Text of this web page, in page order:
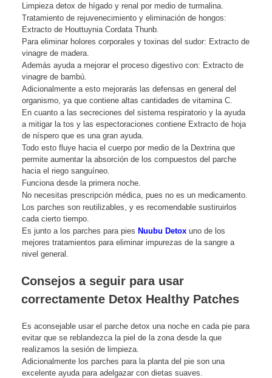
Limpieza detox de hígado y renal por medio de turmalina.
Tratamiento de rejuvenecimiento y eliminación de hongos:
Extracto de Houttuynia Cordata Thunb.
Para eliminar holores corporales y toxinas del sudor: Extracto de
vinagre de madera.
Además ayuda a mejorar el proceso digestivo con: Extracto de
vinagre de bambú.
Adicionalmente a esto mejorarás las defensas en general del
organismo, ya que contiene altas cantidades de vitamina C.
En cuanto a las secreciones del sistema respiratorio y la ayuda
a mitigar la tos y las espectoraciones contiene Extracto de hoja
de níspero que es una gran ayuda.
Todo esto fluye hacia el cuerpo por medio de la Dextrina que
permite aumentar la absorción de los compuestos del parche
hacia el riego sanguíneo.
Funciona desde la primera noche.
No necesitas prescripción médica, pues no es un medicamento.
Los parches son reutilizables, y es recomendable sustiruirlos
cada cierto tiempo.
Es junto a los parches para pies Nuubu Detox uno de los
mejores tratamientos para eliminar impurezas de la sangre a
nivel general.
Consejos a seguir para usar
correctamente Detox Healthy Patches
Es aconsejable usar el parche detox una noche en cada pie para
evitar que se reblandezca la piel de la zona desde la que
realizamos la sesión de limpieza.
Adicionalmente los parches para la planta del pie son una
excelente ayuda para adelgazar con dietas suaves.